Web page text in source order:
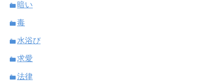
暗い
毒
水浴び
求愛
法律